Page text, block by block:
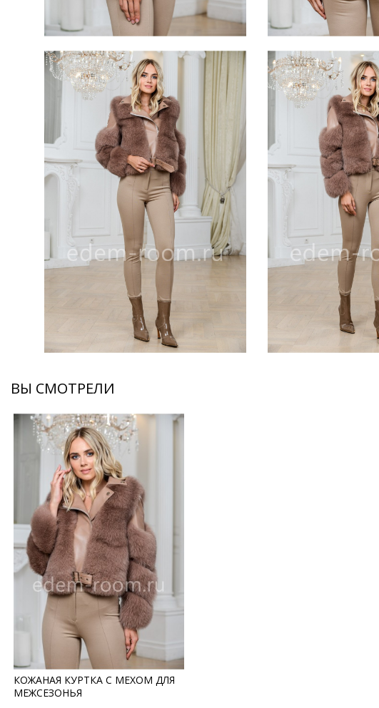
ВЫ СМОТРЕЛИ
КОЖАНАЯ КУРТКА С МЕХОМ ДЛЯ
МЕЖСЕЗОНЬЯ